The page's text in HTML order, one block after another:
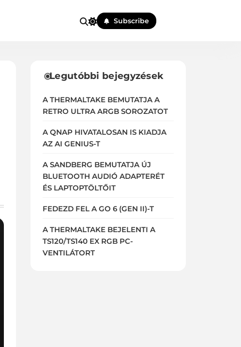
Subscribe
Legutóbbi bejegyzések
A THERMALTAKE BEMUTATJA A
RETRO ULTRA ARGB SOROZATOT
A QNAP HIVATALOSAN IS KIADJA
AZ AI GENIUS-T
A SANDBERG BEMUTATJA ÚJ
BLUETOOTH AUDIÓ ADAPTERÉT
ÉS LAPTOPTÖLTŐIT
FEDEZD FEL A GO 6 (GEN II)-T
A THERMALTAKE BEJELENTI A
TS120/TS140 EX RGB PC-
VENTILÁTORT